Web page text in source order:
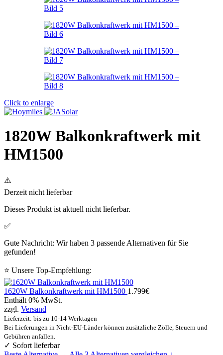
Click to enlarge
1820W Balkonkraftwerk mit
HM1500
⚠️
Derzeit nicht lieferbar
Dieses Produkt ist aktuell nicht lieferbar.
✅
Gute Nachricht: Wir haben 3 passende Alternativen für Sie
gefunden!
⭐ Unsere Top-Empfehlung:
1620W Balkonkraftwerk mit HM1500 1.799€
Enthält 0% MwSt.
zzgl. Versand
Lieferzeit: bis zu 10-14 Werktagen
Bei Lieferungen in Nicht-EU-Länder können zusätzliche Zölle, Steuern und
Gebühren anfallen.
✓ Sofort lieferbar